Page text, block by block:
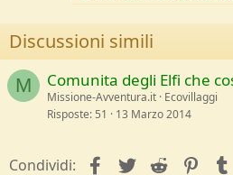
Discussioni simili
M Comunita degli Elfi che
Missione-Avventura.it Ecovillaggi
Risposte 51 13 Marzo 2014
Condividi: facebookTwitterReddit